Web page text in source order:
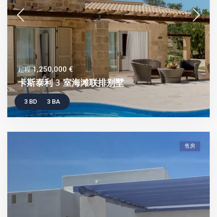
起程1,250,000 €
卡斯泰利 3 室海滩联排别墅
3 BD 3 BA
售房